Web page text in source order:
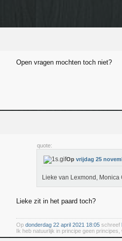
Open vragen mochten toch niet?
quote:
Op vrijdag 25
Lieke van Lexmond,
Lieke zit in het paard toch?
Op donderdag 22 april 2021 18:05 schreef
Ik heb natuurlijk in principe geen principes,